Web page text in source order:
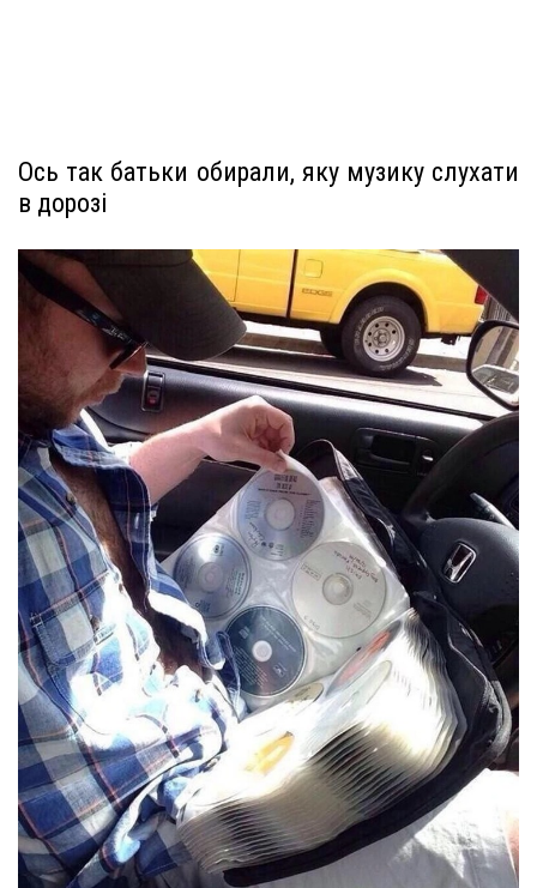
Ось так батьки обирали, яку музику слухати
в дорозі